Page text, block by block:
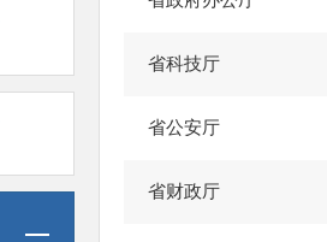
省科技厅
省公安厅
省财政厅